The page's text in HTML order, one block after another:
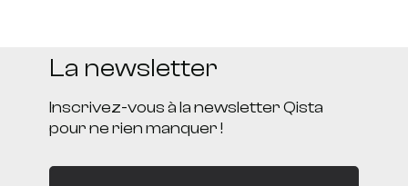
La newsletter
Inscrivez-vous à la newsletter Qista
pour ne rien manquer !